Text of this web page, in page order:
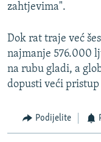
zahtjevima".
Dok rat traje već
najmanje 576.000
na rubu gladi, a
dopusti veći
Podijelite